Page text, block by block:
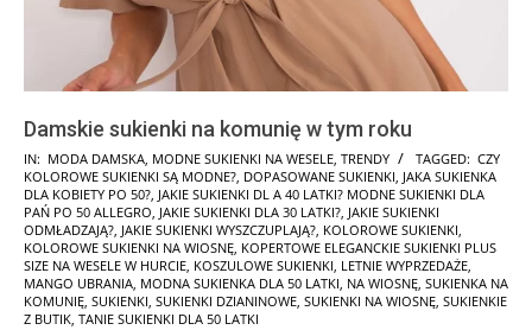
Damskie sukienki na komunię w tym roku
2024-
04-
03
IN: MODA DAMSKA, MODNE SUKIENKI NA WESELE, TRENDY TAGGED: CZY
KOLOROWE SUKIENKI SĄ MODNE?, DOPASOWANE SUKIENKI, JAKA SUKIENKA
DLA KOBIETY PO 50?, JAKIE SUKIENKI DL A 40 LATKI? MODNE SUKIENKI DLA
PAŃ PO 50 ALLEGRO, JAKIE SUKIENKI DLA 30 LATKI?, JAKIE SUKIENKI
ODMŁADZAJĄ?, JAKIE SUKIENKI WYSZCZUPLAJĄ?, KOLOROWE SUKIENKI,
KOLOROWE SUKIENKI NA WIOSNĘ, KOPERTOWE ELEGANCKIE SUKIENKI PLUS
SIZE NA WESELE W HURCIE, KOSZULOWE SUKIENKI, LETNIE WYPRZEDAŻE,
MANGO UBRANIA, MODNA SUKIENKA DLA 50 LATKI, NA WIOSNĘ, SUKIENKA NA
KOMUNIĘ, SUKIENKI, SUKIENKI DZIANINOWE, SUKIENKI NA WIOSNĘ, SUKIENKIE
Z BUTIK, TANIE SUKIENKI DLA 50 LATKI